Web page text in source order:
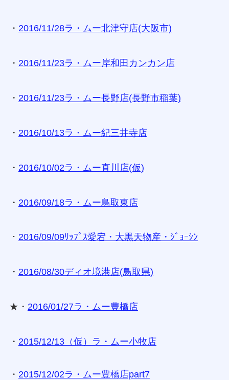
・ 2016/11/28ラ・ムー北津守店(大阪市)
・ 2016/11/23ラ・ムー岸和田カンカン店
・ 2016/11/23ラ・ムー長野店(長野市稲葉)
・ 2016/10/13ラ・ムー紀三井寺店
・ 2016/10/02ラ・ムー直川店(仮)
・ 2016/09/18ラ・ムー鳥取東店
・ 2016/09/09ﾘｯﾌﾟｽ愛宕・大黒天物産・ｼﾞｮｰｼﾝ
・ 2016/08/30ディオ境港店(鳥取県)
★・ 2016/01/27ラ・ムー豊橋店
・ 2015/12/13（仮）ラ・ムー小牧店
・ 2015/12/02ラ・ムー豊橋店part7